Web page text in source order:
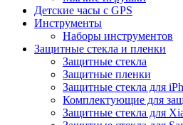
Детские часы с GPS
Инструменты
Наборы инструментов
Защитные стекла и пленки
Защитные стекла
Защитные пленки
Защитные стекла для
Комплектующие для
Защитные стекла для